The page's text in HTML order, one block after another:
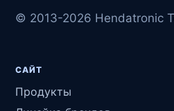
© 2013-2026 Hendatronic
САЙТ
Продукты